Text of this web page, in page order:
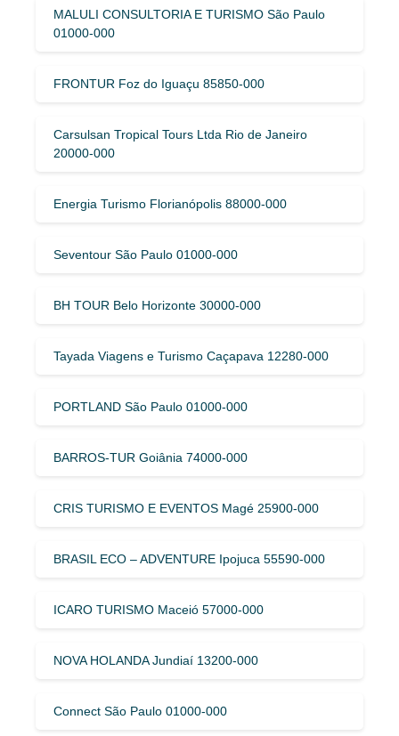
MALULI CONSULTORIA E TURISMO São Paulo
01000-000
FRONTUR Foz do Iguaçu 85850-000
Carsulsan Tropical Tours Ltda Rio de Janeiro
20000-000
Energia Turismo Florianópolis 88000-000
Seventour São Paulo 01000-000
BH TOUR Belo Horizonte 30000-000
Tayada Viagens e Turismo Caçapava 12280-000
PORTLAND São Paulo 01000-000
BARROS-TUR Goiânia 74000-000
CRIS TURISMO E EVENTOS Magé 25900-000
BRASIL ECO – ADVENTURE Ipojuca 55590-000
ICARO TURISMO Maceió 57000-000
NOVA HOLANDA Jundiaí 13200-000
Connect São Paulo 01000-000